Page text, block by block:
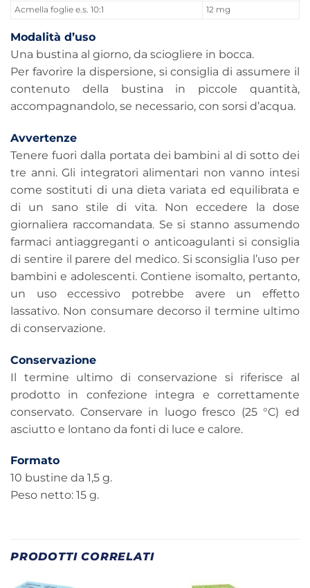
Acmella foglie e.s. 10:1
12 mg
Modalità d’uso
Una bustina al giorno, da sciogliere in bocca.
Per favorire la dispersione, si consiglia di assumere il
contenuto della bustina in piccole quantità,
accompagnandolo, se necessario, con sorsi d’acqua.
Avvertenze
Tenere fuori dalla portata dei bambini al di sotto dei
tre anni. Gli integratori alimentari non vanno intesi
come sostituti di una dieta variata ed equilibrata e
di un sano stile di vita. Non eccedere la dose
giornaliera raccomandata. Se si stanno assumendo
farmaci antiaggreganti o anticoagulanti si consiglia
di sentire il parere del medico. Si sconsiglia l’uso per
bambini e adolescenti. Contiene isomalto, pertanto,
un uso eccessivo potrebbe avere un effetto
lassativo. Non consumare decorso il termine ultimo
di conservazione.
Conservazione
Il termine ultimo di conservazione si riferisce al
prodotto in confezione integra e correttamente
conservato. Conservare in luogo fresco (25 °C) ed
asciutto e lontano da fonti di luce e calore.
Formato
10 bustine da 1,5 g.
Peso netto: 15 g.
PRODOTTI CORRELATI